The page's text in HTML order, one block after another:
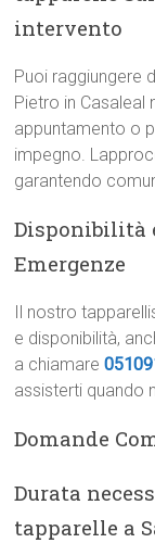
intervento
Puoi raggiungere
Pietro in Casaleal
appuntamento o
impegno.
garantendo
Disponibilità
Emergenze
Il nostro
e disponibilità,
a chiamare
assisterti quando
Domande
Durata
tapparelle a